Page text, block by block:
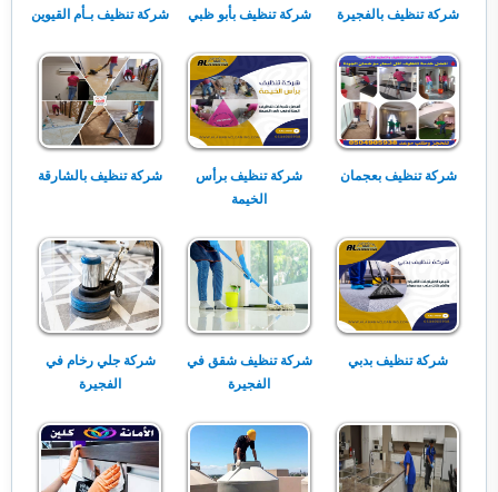
شركة تنظيف بالفجيرة شركة تنظيف بأبو ظبي شركة تنظيف بـأم القيوين
شركة تنظيف بعجمان
شركة تنظيف برأس
الخيمة
شركة تنظيف بالشارقة
شركة تنظيف بدبي
شركة تنظيف شقق في
الفجيرة
شركة جلي رخام في
الفجيرة